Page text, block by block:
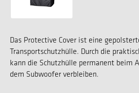
Das Protective Cover ist eine
Transportschutzhülle. Durch die
kann die Schutzhülle permanent beim
dem Subwoofer verbleiben.